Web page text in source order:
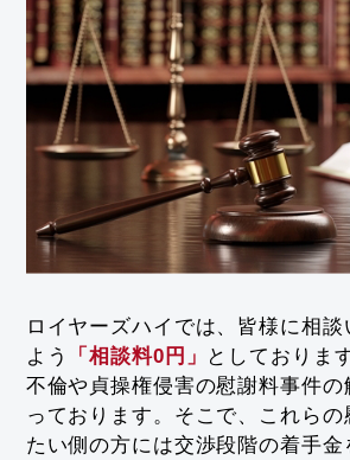
ロイヤーズハイでは、皆様に相
よう
「相談料0円」 としております
不倫や貞操権侵害の慰謝料事件
っております。そこで、これらの
たい側の方には交渉段階の着手金